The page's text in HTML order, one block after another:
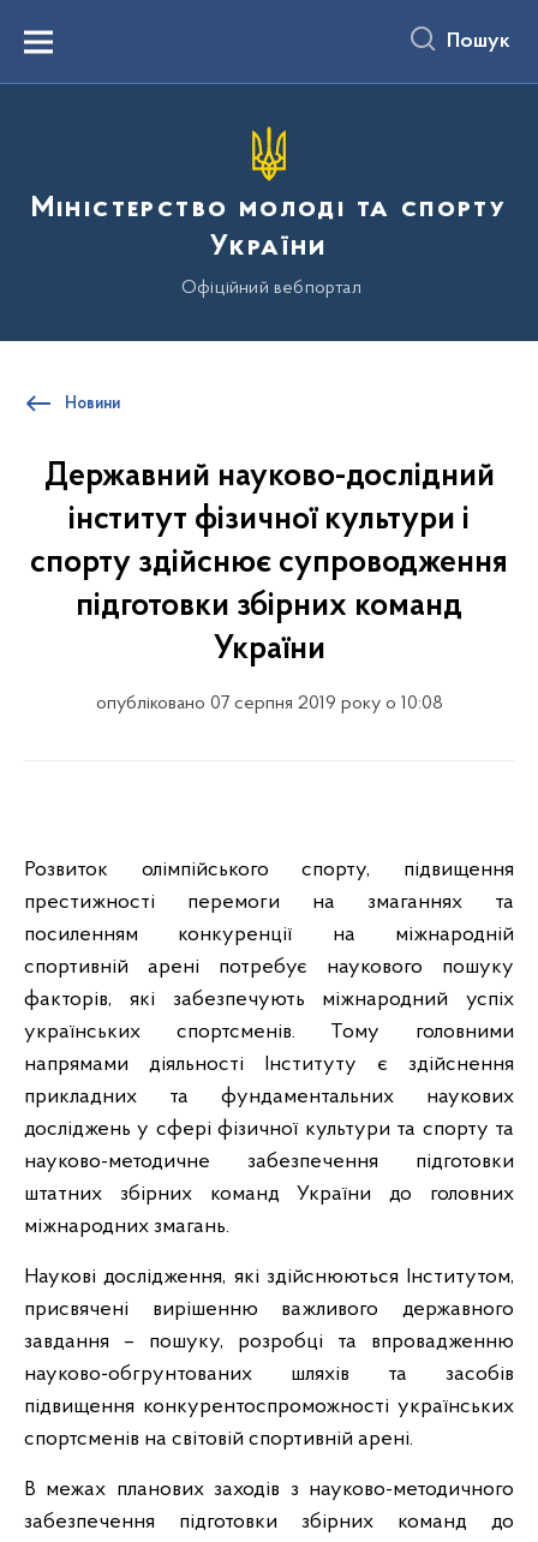
вмістуMenu Пошук
Міністерство молоді та спорту
України
Офіційний вебпортал
Новини
Державний науково-дослідний
інститут фізичної культури і
спорту здійснює супроводження
підготовки збірних команд
України
опубліковано 07 серпня 2019 року о 10:08
Розвиток олімпійського спорту, підвищення
престижності перемоги на змаганнях та
посиленням конкуренції на міжнародній
спортивній арені потребує наукового пошуку
факторів, які забезпечують міжнародний успіх
українських спортсменів. Тому головними
напрямами діяльності Інституту є здійснення
прикладних та фундаментальних наукових
досліджень у сфері фізичної культури та спорту та
науково-методичне забезпечення підготовки
штатних збірних команд України до головних
міжнародних змагань.
Наукові дослідження, які здійснюються Інститутом,
присвячені вирішенню важливого державного
завдання – пошуку, розробці та впровадженню
науково-обгрунтованих шляхів та засобів
підвищення конкурентоспроможності українських
спортсменів на світовій спортивній арені.
В межах планових заходів з науково-методичного
забезпечення підготовки збірних команд до